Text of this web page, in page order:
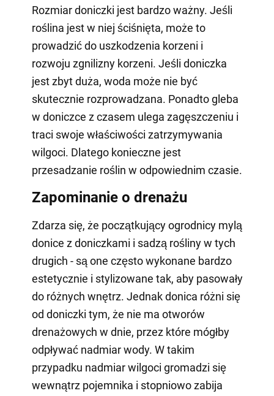
Rozmiar doniczki jest bardzo ważny. Jeśli
roślina jest w niej ściśnięta, może to
prowadzić do uszkodzenia korzeni i
rozwoju zgnilizny korzeni. Jeśli doniczka
jest zbyt duża, woda może nie być
skutecznie rozprowadzana. Ponadto gleba
w doniczce z czasem ulega zagęszczeniu i
traci swoje właściwości zatrzymywania
wilgoci. Dlatego konieczne jest
przesadzanie roślin w odpowiednim czasie.
Zapominanie o drenażu
Zdarza się, że początkujący ogrodnicy mylą
donice z doniczkami i sadzą rośliny w tych
drugich - są one często wykonane bardzo
estetycznie i stylizowane tak, aby pasowały
do różnych wnętrz. Jednak donica różni się
od doniczki tym, że nie ma otworów
drenażowych w dnie, przez które mógłby
odpływać nadmiar wody. W takim
przypadku nadmiar wilgoci gromadzi się
wewnątrz pojemnika i stopniowo zabija